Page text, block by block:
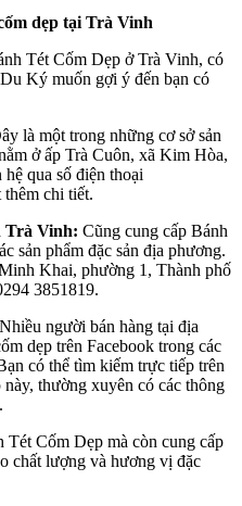
dẹp tại Trà Vinh
Tét Cốm Dẹp ở Trà Vinh, có
Ký muốn gợi ý đến bạn có
là một trong những cơ sở sản
ở ấp Trà Cuôn, xã Kim Hòa,
qua số điện thoại
thêm chi tiết.
Trà Vinh: Cũng cung cấp Bánh
sản phẩm đặc sản địa phương.
Khai, phường 1, Thành phố
3851819.
Nhiều người bán hàng tại địa
dẹp trên Facebook trong các
có thể tìm kiếm trực tiếp trên
thường xuyên có các thông
Tét Cốm Dẹp mà còn cung cấp
chất lượng và hương vị đặc